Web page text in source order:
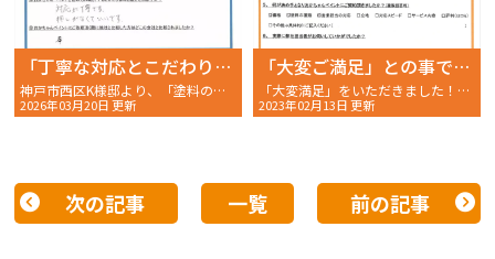
「丁寧な対応とこだわりの職人施工に満足」
神戸市西区K様邸より、「塗料の種類と営業担当の対応が決め手になりました」お声を頂きました～完工後アンケート～
2026年03月20日 更新
「大変ご満足」との事です。
「大変満足」をいただきました！明石市大久保町 A様 〜ご契約後アンケート〜
2023年02月13日 更新
次の記事 一覧 前の記事